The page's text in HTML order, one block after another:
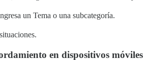
un Tema o una subcategoría.
en dispositivos móviles